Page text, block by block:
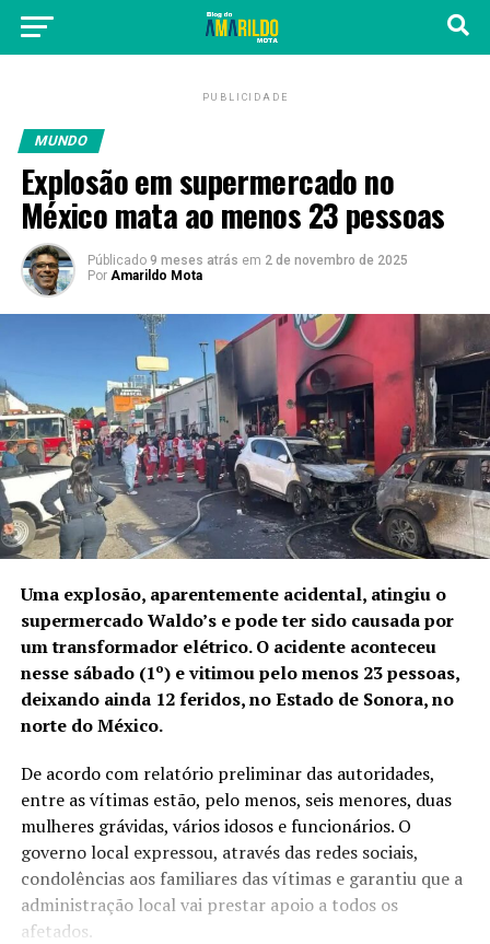
PUBLICIDADE
MUNDO
Explosão em supermercado no
México mata ao menos 23 pessoas
Públicado 9 meses atrás em 2 de novembro de 2025
Por Amarildo Mota
Uma explosão, aparentemente acidental, atingiu o
supermercado Waldo’s e pode ter sido causada por
um transformador elétrico. O acidente aconteceu
nesse sábado (1º) e vitimou pelo menos 23 pessoas,
deixando ainda 12 feridos, no Estado de Sonora, no
norte do México.
De acordo com relatório preliminar das autoridades,
entre as vítimas estão, pelo menos, seis menores, duas
mulheres grávidas, vários idosos e funcionários. O
governo local expressou, através das redes sociais,
condolências aos familiares das vítimas e garantiu que a
administração local vai prestar apoio a todos os
afetados.